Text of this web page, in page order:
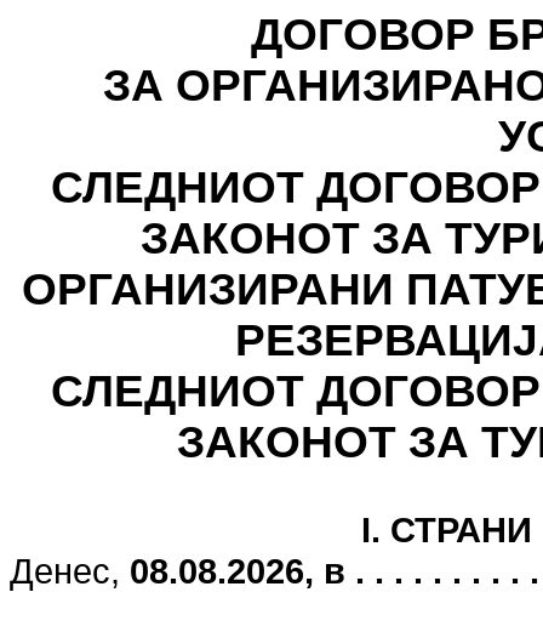
ДОГОВОР БР:
ЗА
СЛЕДНИОТ
ЗАКОНОТ ЗА
ОРГАНИЗИРАНИ
СЛЕДНИОТ
ЗАКОНОТ ЗА
I.
Денес, 08.08.2026, в . . . . . . . . .